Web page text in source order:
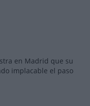
en Madrid que su
implacable el paso